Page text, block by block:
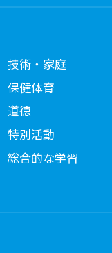
技術・家庭
保健体育
道徳
特別活動
総合的な学習